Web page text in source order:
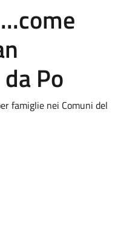
Po
famiglie nei Comuni del